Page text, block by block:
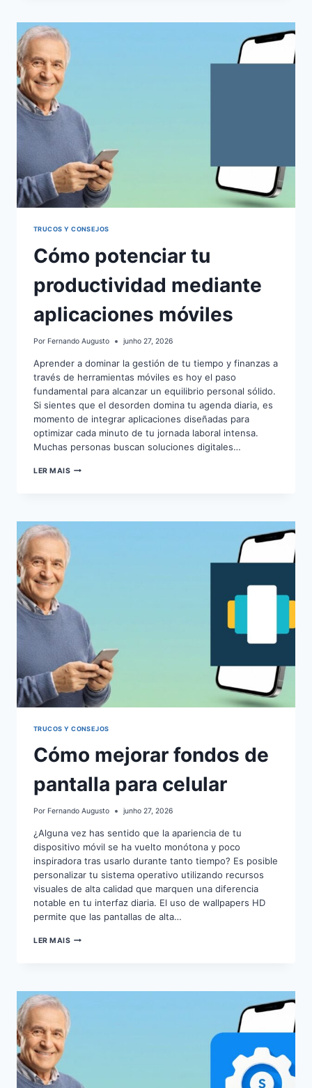
EN
TRUCOS Y CONSEJOS
Cómo potenciar tu
productividad mediante
aplicaciones móviles
Por Fernando Augusto junho 27, 2026
Aprender a dominar la gestión de tu tiempo y finanzas a
través de herramientas móviles es hoy el paso
fundamental para alcanzar un equilibrio personal sólido.
Si sientes que el desorden domina tu agenda diaria, es
momento de integrar aplicaciones diseñadas para
optimizar cada minuto de tu jornada laboral intensa.
Muchas personas buscan soluciones digitales…
LER MAISCÓMO
APLICACIONES
TRUCOS Y CONSEJOS
Cómo mejorar fondos de
pantalla para celular
Por Fernando Augusto junho 27, 2026
¿Alguna vez has sentido que la apariencia de tu
dispositivo móvil se ha vuelto monótona y poco
inspiradora tras usarlo durante tanto tiempo? Es posible
personalizar tu sistema operativo utilizando recursos
visuales de alta calidad que marquen una diferencia
notable en tu interfaz diaria. El uso de wallpapers HD
permite que las pantallas de alta…
LER MAISCÓMO
PARA